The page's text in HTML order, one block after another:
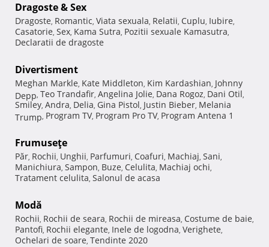
Dragoste & Sex
Dragoste, Romantic, Viata sexuala, Relatii, Cuplu, Iubire,
Casatorie, Sex, Kama Sutra, Pozitii sexuale Kamasutra,
Declaratii de dragoste
Divertisment
Meghan Markle, Kate Middleton, Kim Kardashian, Johnny
Depp, Teo Trandafir, Angelina Jolie, Dana Rogoz, Dani Otil,
Smiley, Andra, Delia, Gina Pistol, Justin Bieber, Melania
Trump, Program TV, Program Pro TV, Program Antena 1
Frumuseţe
Păr, Rochii, Unghii, Parfumuri, Coafuri, Machiaj, Sani,
Manichiura, Sampon, Buze, Celulita, Machiaj ochi,
Tratament celulita, Salonul de acasa
Modă
Rochii, Rochii de seara, Rochii de mireasa, Costume de baie,
Pantofi, Rochii elegante, Inele de logodna, Verighete,
Ochelari de soare, Tendinte 2020